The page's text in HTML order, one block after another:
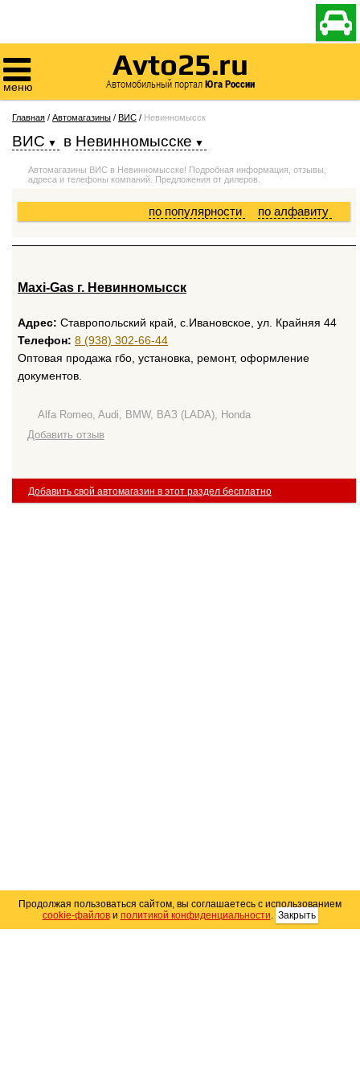


меню
Avto25.ru
Автомобильный порталЮга России
Главная / Автомагазины / ВИС / Невинномысск
ВИС в Невинномысске
Автомагазины ВИС в Невинномысске! Подробная информация, отзывы,
адреса и телефоны компаний. Предложения от дилеров.
по алфавиту
по популярности
Maxi-Gas г. Невинномысск
Адрес: Ставропольский край, с.Ивановское, ул. Крайняя 44
Телефон: 8 (938) 302-66-44
Оптовая продажа гбо, установка, ремонт, оформление
документов.
Alfa Romeo, Audi, BMW, ВАЗ (LADA), Honda
Добавить отзыв
Добавить свой автомагазин в этот раздел бесплатно
Продолжая пользоваться сайтом, вы соглашаетесь с использованием
cookie-файлови политикой конфиденциальности. Закрыть